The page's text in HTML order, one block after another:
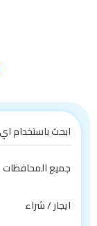
جميع المحافظات
ايجار / شراء